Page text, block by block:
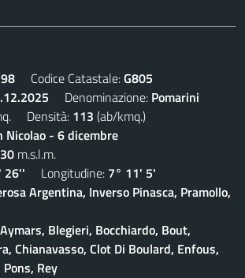
Codice Catastale:G805
Denominazione: Pomarini
Densità: 113 (ab/kmq.)
Nicolao - 6 dicembre
m.s.l.m.
26'' Longitudine: 7° 11' 5'
Argentina, Inverso Pinasca, Pramollo,
Aymars, Blegieri, Bocchiardo, Bout,
Chianavasso, Clot Di Boulard, Enfous,
Rey